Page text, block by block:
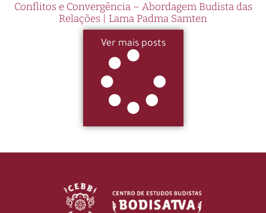
Conflitos e Convergência – Abordagem Budista das
Relações | Lama Padma Samten
Ver mais posts